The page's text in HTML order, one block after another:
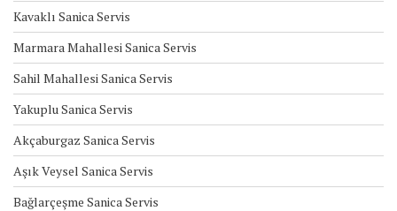
Kavaklı Sanica Servis
Marmara Mahallesi Sanica Servis
Sahil Mahallesi Sanica Servis
Yakuplu Sanica Servis
Akçaburgaz Sanica Servis
Aşık Veysel Sanica Servis
Bağlarçeşme Sanica Servis